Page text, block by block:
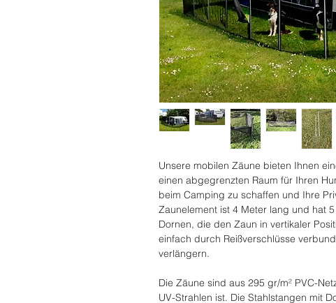
Unsere mobilen Zäune bieten Ihnen
einen abgegrenzten Raum für Ihren
beim Camping zu schaffen und Ihre
Zaunelement ist 4 Meter lang und hat
Dornen, die den Zaun in vertikaler
einfach durch Reißverschlüsse
verlängern.
Die Zäune sind aus 295 gr/m² PVC-
UV-Strahlen ist. Die Stahlstangen mit